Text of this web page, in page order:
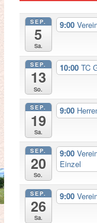
SEP.
5
Sa.
9:00
SEP.
13
So.
10:00TC
SEP.
19
Sa.
9:00
SEP.
20
So.
9:00
Einzel
SEP.
26
Sa.
9:00